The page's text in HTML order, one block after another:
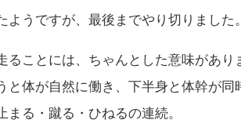
ようですが、最後までやり切りました。
ることには、ちゃんとした意味があり
と体が自然に働き、下半身と体幹が同
まる・蹴る・ひねるの連続。